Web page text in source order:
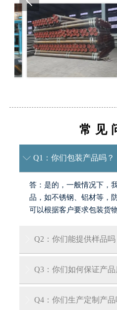
常见
 Q1：你们包装产品吗？
答：是的，一般情况下，
品，如不锈钢、铝材等，
可以根据客户要求包装货物
Q2：你们能提供样品吗
答：是的，我们可以提供
Q3：你们如何保证产品
答：我们的工厂拥有专业
Q4：你们生产定制产品